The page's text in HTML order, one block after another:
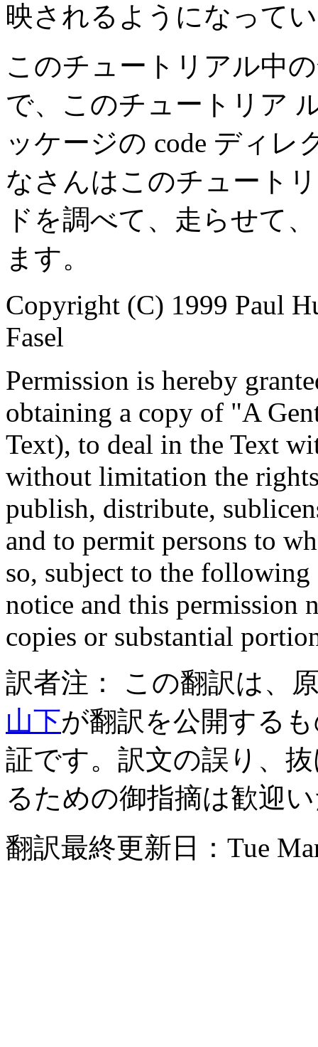
映されるようになって
このチュートリアル中
で、このチュートリア
ッケージの code ディ
なさんはこのチュート
ドを調べて、走らせて
ます。
Copyright (C) 1999 Paul
Fasel
Permission is hereby
obtaining a copy of "A
Text), to deal in the Text
without limitation the
publish, distribute,
and to permit persons to
so, subject to the
notice and this permission
copies or substantial
訳者注： この翻訳は、
山下が翻訳を公開する
証です。訳文の誤り、
るための御指摘は歓迎
翻訳最終更新日： Tue